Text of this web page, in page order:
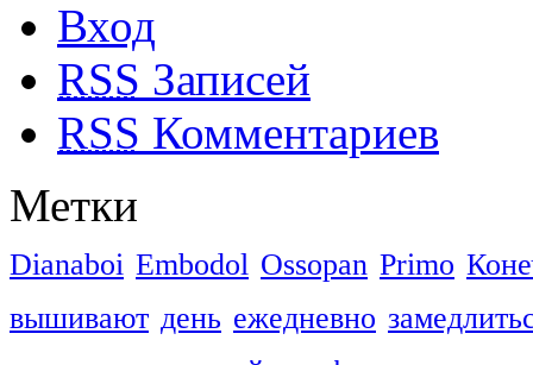
Вход
RSS Записей
RSS Комментариев
Метки
Dianaboi Embodol Ossopan Primo
вышивают день ежедневно